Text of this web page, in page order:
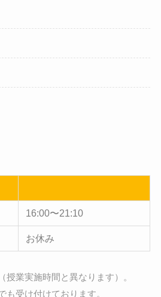
16:00〜21:10
お休み
授業実施時間と異なります）。
も受け付けております。